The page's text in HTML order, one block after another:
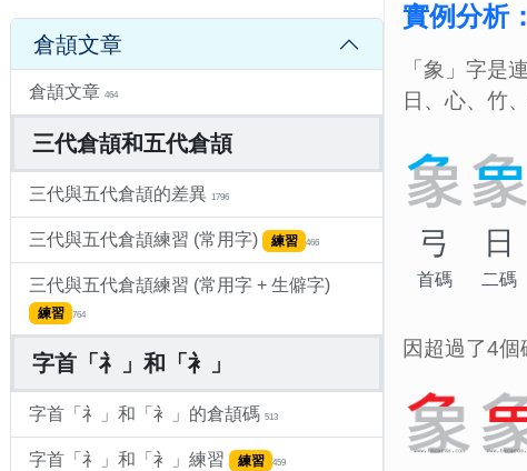
方法
倉頡文章
倉頡文章 464
三代倉頡和五代倉頡
三代與五代倉頡的差異 1796
三代與五代倉頡練習 (常用字) 練習 466
三代與五代倉頡練習 (常用字 + 生僻字)
練習 764
字首「礻」和「衤」
字首「礻」和「衤」的倉頡碼 513
字首「礻」和「衤」練習 練習 459
實例分析
「象」字是
日、心、竹
弓 日
首碼 二碼
因超過了4個